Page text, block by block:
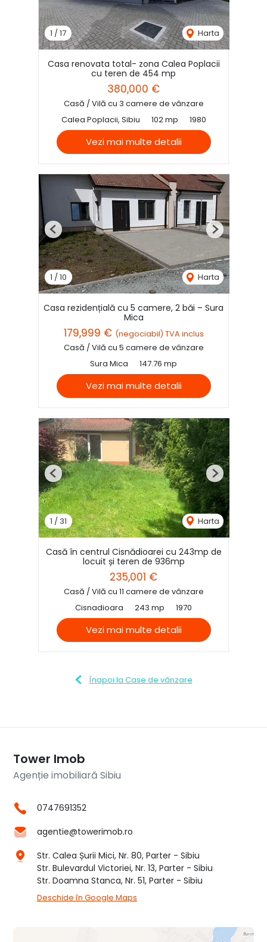
1 / 17 Harta
Casa renovata total- zona Calea Poplacii
cu teren de 454 mp
380,000 €
Casă / Vilă cu 3 camere de vânzare
Calea Poplacii, Sibiu
102 mp 1980
Vezi mai multe detalii
1 /10 Harta
Previous Next
Casa rezidențială cu 5 camere, 2 băi – Sura
Mica
179,999 € (negociabil) TVA inclus
Casă / Vilă cu 5 camere de vânzare
Sura Mica
147.76 mp
Vezi mai multe detalii
1 / 31 Harta
Previous Next
Casă în centrul Cisnădioarei cu 243mp de
locuit și teren de 936mp
235,001 €
Casă / Vilă cu 11 camere de vânzare
Cisnadioara
243 mp 1970
Vezi mai multe detalii
Înapoi la Case de vânzare
Tower Imob
Agenție imobiliară Sibiu
0747691352
agentie@towerimob.ro
Str. Calea Șurii Mici, Nr. 80, Parter - Sibiu
Str. Bulevardul Victoriei, Nr. 13, Parter - Sibiu
Str. Doamna Stanca, Nr. 51, Parter - Sibiu
Deschide în Google Maps